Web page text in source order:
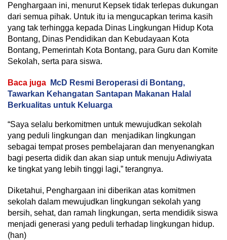
Penghargaan ini, menurut Kepsek tidak terlepas dukungan
dari semua pihak. Untuk itu ia mengucapkan terima kasih
yang tak terhingga kepada Dinas Lingkungan Hidup Kota
Bontang, Dinas Pendidikan dan Kebudayaan Kota
Bontang, Pemerintah Kota Bontang, para Guru dan Komite
Sekolah, serta para siswa.
Baca juga
McD Resmi Beroperasi di Bontang,
Tawarkan Kehangatan Santapan Makanan Halal
Berkualitas untuk Keluarga
“Saya selalu berkomitmen untuk mewujudkan sekolah
yang peduli lingkungan dan menjadikan lingkungan
sebagai tempat proses pembelajaran dan menyenangkan
bagi peserta didik dan akan siap untuk menuju Adiwiyata
ke tingkat yang lebih tinggi lagi,” terangnya.
Diketahui, Penghargaan ini diberikan atas komitmen
sekolah dalam mewujudkan lingkungan sekolah yang
bersih, sehat, dan ramah lingkungan, serta mendidik siswa
menjadi generasi yang peduli terhadap lingkungan hidup.
(han)